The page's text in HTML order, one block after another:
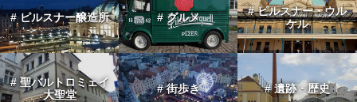
# ピルスナー醸造所 # グルメ
# ピルスナー・ウル
ケル
# 聖バルトロミェイ
大聖堂
# 街歩き # 遺跡・歴史
チ
ェ
コ
へ
戻
る